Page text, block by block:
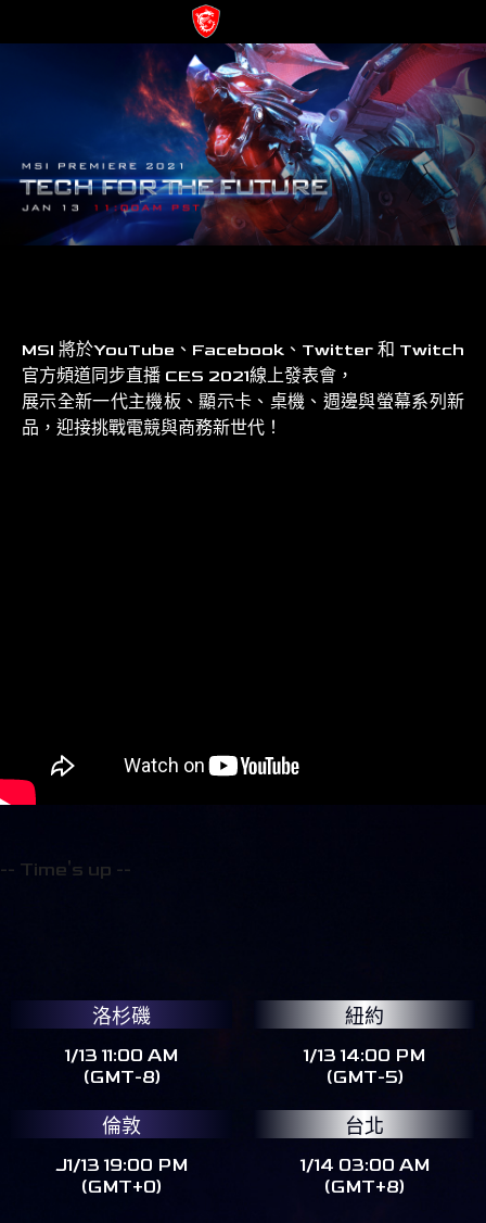
MSI 將於YouTube、Facebook、Twitter 和 Twitch
官方頻道同步直播 CES 2021線上發表會，
展示全新一代主機板、顯示卡、桌機、週邊與螢幕系列新
品，迎接挑戰電競與商務新世代！
-- Time's up --
洛杉磯
1/13 11:00 AM
(GMT-8)
紐約
1/13 14:00 PM
(GMT-5)
倫敦
J1/13 19:00 PM
(GMT+0)
台北
1/14 03:00 AM
(GMT+8)